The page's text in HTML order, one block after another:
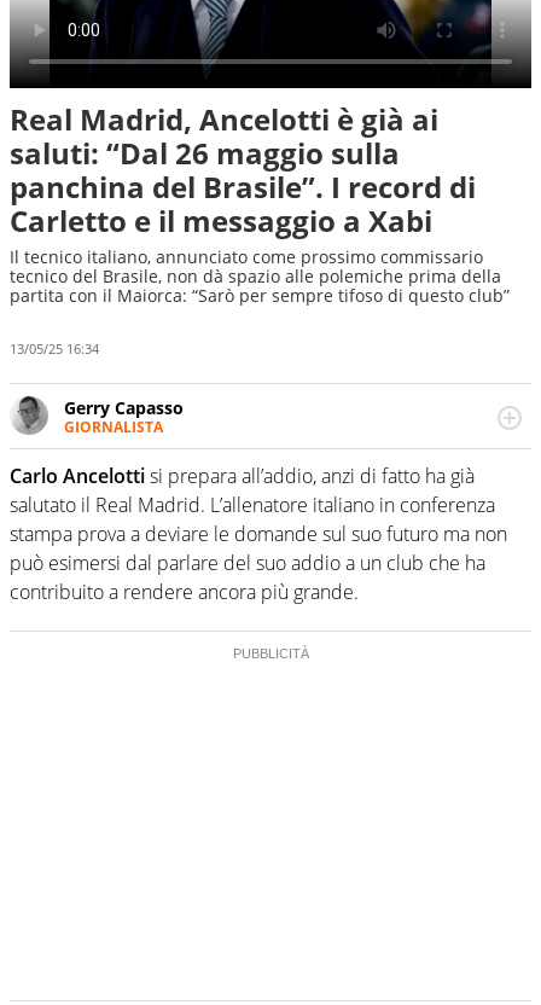
Real Madrid, Ancelotti è già ai
saluti: “Dal 26 maggio sulla
panchina del Brasile”. I record di
Carletto e il messaggio a Xabi
Il tecnico italiano, annunciato come prossimo commissario
tecnico del Brasile, non dà spazio alle polemiche prima della
partita con il Maiorca: “Sarò per sempre tifoso di questo club”
13/05/25 16:34
Gerry Capasso
GIORNALISTA
Per lui gli sport americani non hanno segreti: basket,
football, baseball e la capacità innata di trovare la notizia
dove altri non vedono granché
Carlo Ancelottisi prepara all’addio, anzi di fatto ha già
salutato il Real Madrid. L’allenatore italiano in conferenza
stampa prova a deviare le domande sul suo futuro ma non
può esimersi dal parlare del suo addio a un club che ha
contribuito a rendere ancora più grande.